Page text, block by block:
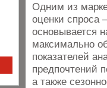
Одним из
оценки спроса
основывается
максимально
показателей
предпочтений
а также